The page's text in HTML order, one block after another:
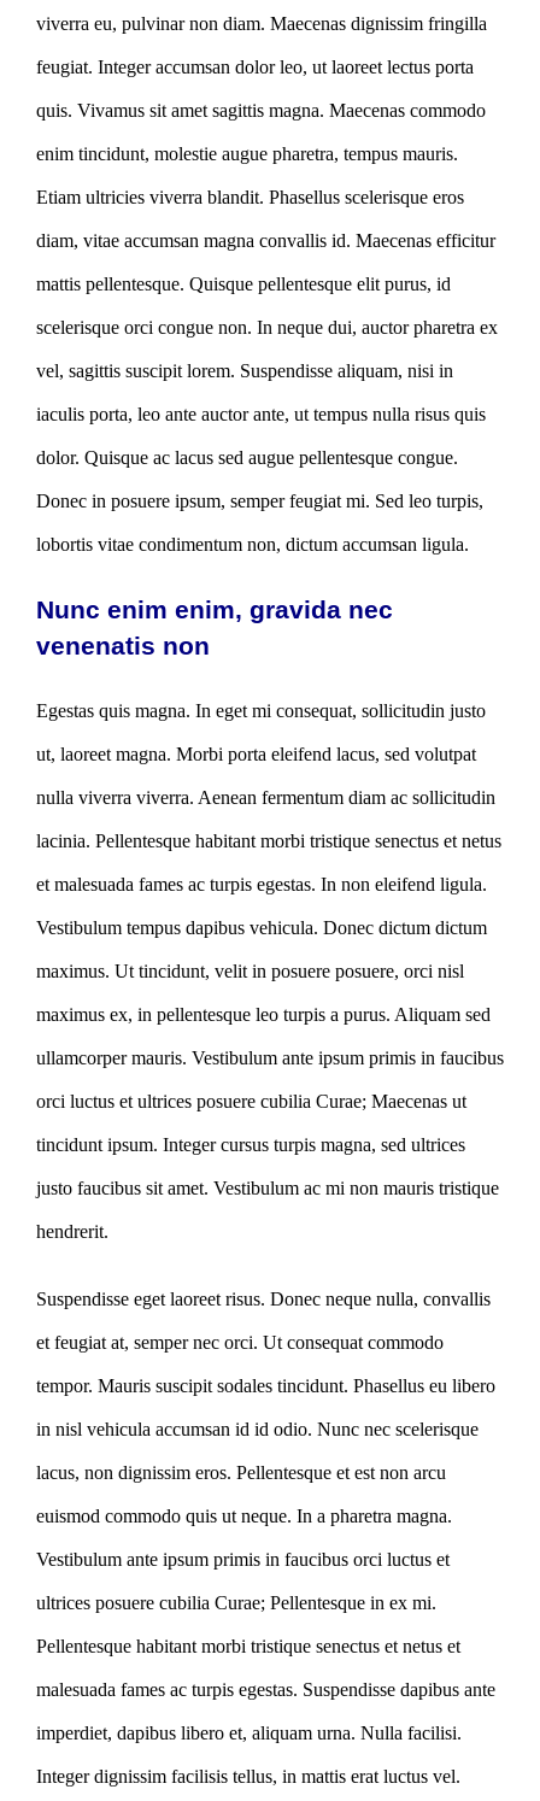
viverra eu, pulvinar non diam. Maecenas dignissim fringilla
feugiat. Integer accumsan dolor leo, ut laoreet lectus porta
quis. Vivamus sit amet sagittis magna. Maecenas commodo
enim tincidunt, molestie augue pharetra, tempus mauris.
Etiam ultricies viverra blandit. Phasellus scelerisque eros
diam, vitae accumsan magna convallis id. Maecenas efficitur
mattis pellentesque. Quisque pellentesque elit purus, id
scelerisque orci congue non. In neque dui, auctor pharetra ex
vel, sagittis suscipit lorem. Suspendisse aliquam, nisi in
iaculis porta, leo ante auctor ante, ut tempus nulla risus quis
dolor. Quisque ac lacus sed augue pellentesque congue.
Donec in posuere ipsum, semper feugiat mi. Sed leo turpis,
lobortis vitae condimentum non, dictum accumsan ligula.
Nunc enim enim, gravida nec
venenatis non
Egestas quis magna. In eget mi consequat, sollicitudin justo
ut, laoreet magna. Morbi porta eleifend lacus, sed volutpat
nulla viverra viverra. Aenean fermentum diam ac sollicitudin
lacinia. Pellentesque habitant morbi tristique senectus et netus
et malesuada fames ac turpis egestas. In non eleifend ligula.
Vestibulum tempus dapibus vehicula. Donec dictum dictum
maximus. Ut tincidunt, velit in posuere posuere, orci nisl
maximus ex, in pellentesque leo turpis a purus. Aliquam sed
ullamcorper mauris. Vestibulum ante ipsum primis in faucibus
orci luctus et ultrices posuere cubilia Curae; Maecenas ut
tincidunt ipsum. Integer cursus turpis magna, sed ultrices
justo faucibus sit amet. Vestibulum ac mi non mauris tristique
hendrerit.
Suspendisse eget laoreet risus. Donec neque nulla, convallis
et feugiat at, semper nec orci. Ut consequat commodo
tempor. Mauris suscipit sodales tincidunt. Phasellus eu libero
in nisl vehicula accumsan id id odio. Nunc nec scelerisque
lacus, non dignissim eros. Pellentesque et est non arcu
euismod commodo quis ut neque. In a pharetra magna.
Vestibulum ante ipsum primis in faucibus orci luctus et
ultrices posuere cubilia Curae; Pellentesque in ex mi.
Pellentesque habitant morbi tristique senectus et netus et
malesuada fames ac turpis egestas. Suspendisse dapibus ante
imperdiet, dapibus libero et, aliquam urna. Nulla facilisi.
Integer dignissim facilisis tellus, in mattis erat luctus vel.